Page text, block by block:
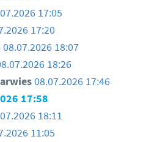
17:05
17:20
08.07.2026 18:07
18:26
08.07.2026 17:46
17:58
18:11
11:05